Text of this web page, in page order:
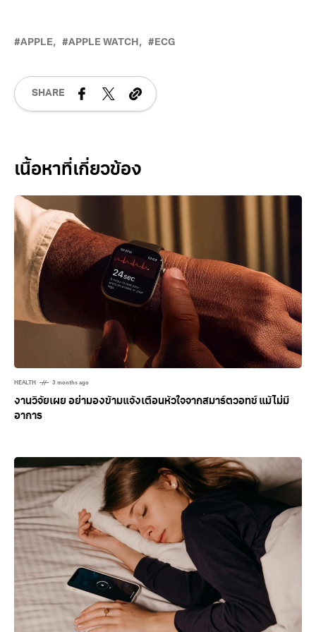
APPLE APPLE WATCH ECG
SHARE
Related Posts
HEALTH 3 months ago
งานวิจัยเผย อย่ามองข้ามแจ้งเตือนหัวใจจากสมาร์ตวอทช์ แม้ไม่มี
อาการ